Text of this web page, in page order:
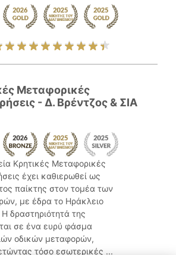
Μεταφορικές
- Δ. Βρέντζος & ΣΙΑ
Κρητικές Μεταφορικές
έχει καθιερωθεί ως
παίκτης στον τομέα των
με έδρα το Ηράκλειο
δραστηριότητά της
σε ένα ευρύ φάσμα
οδικών μεταφορών,
τόσο εσωτερικές ...